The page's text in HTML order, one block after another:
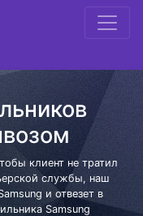
клиент не тратил
службы, наш
и отвезет в
Samsung